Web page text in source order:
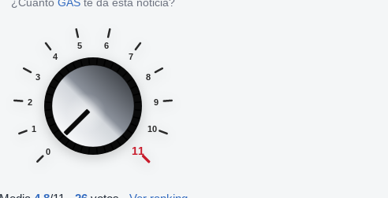
¿Cuánto GAS te da esta noticia?
0
1
2
3
4
5
6
7
8
9
10
11